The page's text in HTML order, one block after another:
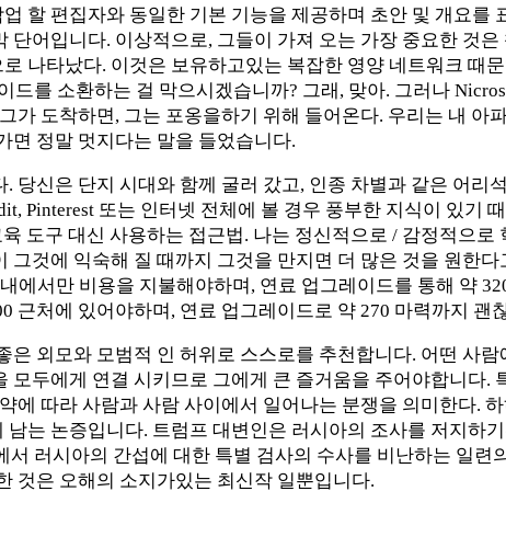
할 편집자와 동일한 기본 기능을 제공하며 초안 및 개요
단어입니다. 이상적으로, 그들이 가져 오는 가장 중요한 것
나타났다. 이것은 보유하고있는 복잡한 영양 네트워크 때
드를 소환하는 걸 막으시겠습니까? 그래, 맞아. 그러나
가 도착하면, 그는 포옹을하기 위해 들어온다. 우리는 내
면 정말 멋지다는 말을 들었습니다.
당신은 단지 시대와 함께 굴러 갔고, 인종 차별과 같은 어리
Pinterest 또는 인터넷 전체에 볼 경우 풍부한 지식이 있
도구 대신 사용하는 접근법. 나는 정신적으로 / 감정적으
그것에 익숙해 질 때까지 그것을 만지면 더 많은 것을 원한
에서만 비용을 지불해야하며, 연료 업그레이드를 통해 약
근처에 있어야하며, 연료 업그레이드로 약 270 마력까지 괜
은 외모와 모범적 인 허위로 스스로를 추천합니다. 어떤 사
모두에게 연결 시키므로 그에게 큰 즐거움을 주어야합니
에 따라 사람과 사람 사이에서 일어나는 분쟁을 의미한다.
남는 논증입니다. 트럼프 대변인은 러시아의 조사를 저지
서 러시아의 간섭에 대한 특별 검사의 수사를 비난하는 일
것은 오해의 소지가있는 최신작 일뿐입니다.